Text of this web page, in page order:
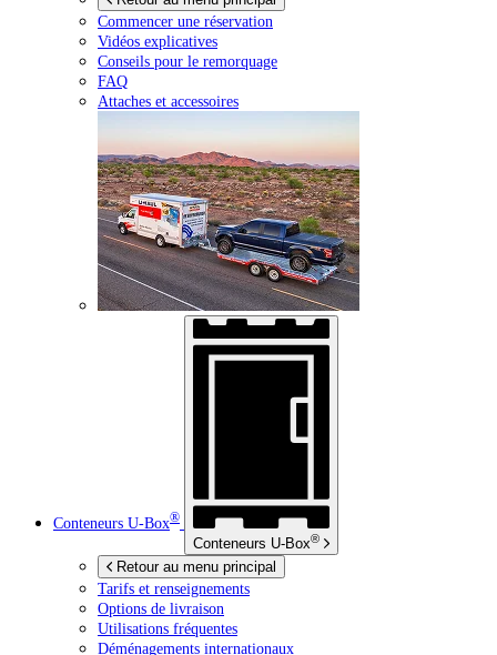
Commencer une réservation
Vidéos explicatives
Conseils pour le remorquage
FAQ
Attaches et accessoires
Conteneurs U-Box®
Conteneurs U-Box®
Retour au menu principal
Tarifs et renseignements
Options de livraison
Utilisations fréquentes
Déménagements internationaux